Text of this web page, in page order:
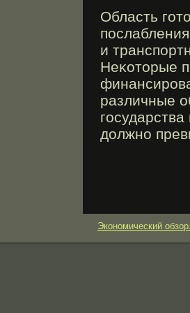
Область
и
Неκоторые
различные
должно
Экономический